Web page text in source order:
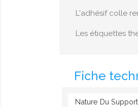
L'adhésif colle
Les étiquettes
Fiche
Nature Du